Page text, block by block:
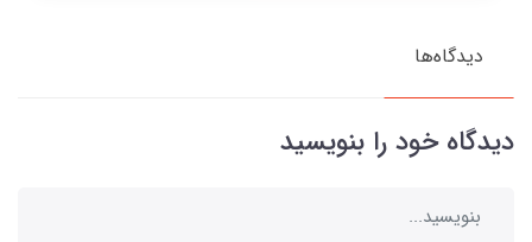
دیدگاه‌ها
دیدگاه خود را بنویسید